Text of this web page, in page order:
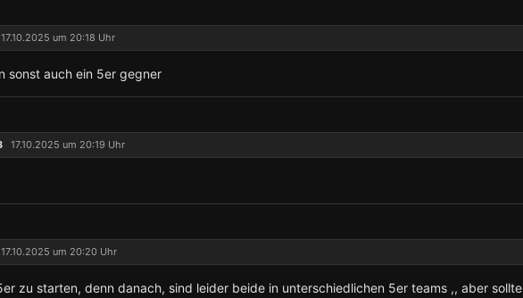
17.10.2025 um 20:18 Uhr
sonst auch ein 5er gegner
17.10.2025 um 20:19 Uhr
17.10.2025 um 20:20 Uhr
zu starten, denn danach, sind leider beide in unterschiedlichen 5er teams ,, aber sollte